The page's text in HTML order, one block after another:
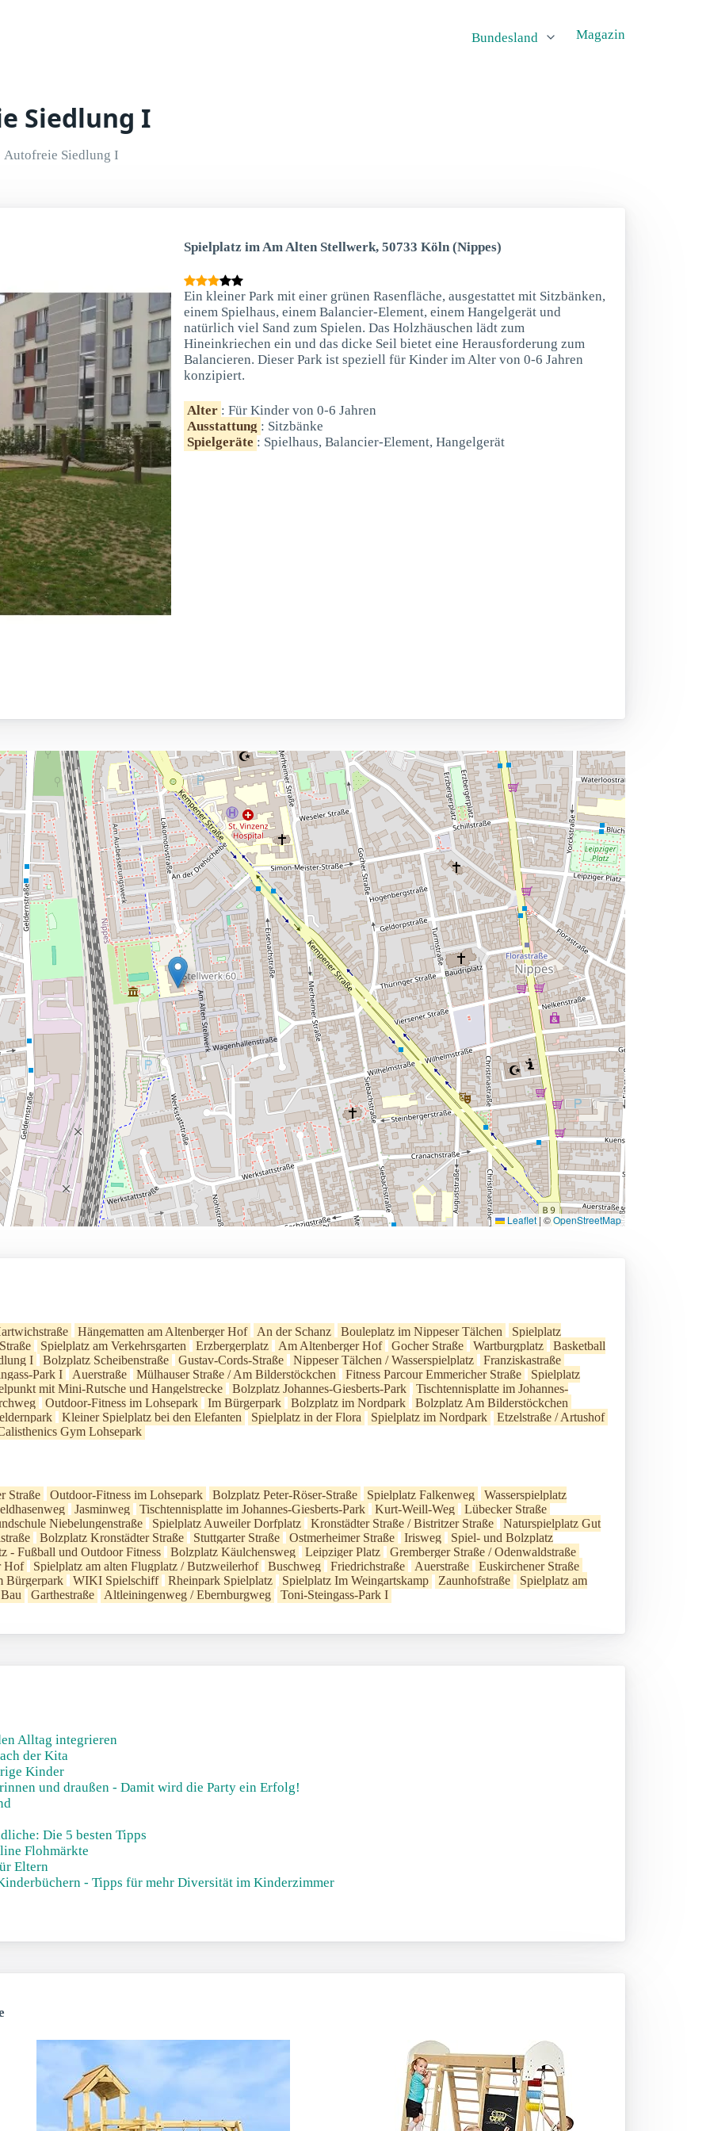
Bundesland Magazin
Siedlung I
Autofreie Siedlung I
Spielplatz im Am Alten Stellwerk, 50733 Köln (Nippes)
Ein kleiner Park mit einer grünen Rasenfläche, ausgestattet mit Sitzbänken,
einem Spielhaus, einem Balancier-Element, einem Hangelgerät und
natürlich viel Sand zum Spielen. Das Holzhäuschen lädt zum
Hineinkriechen ein und das dicke Seil bietet eine Herausforderung zum
Balancieren. Dieser Park ist speziell für Kinder im Alter von 0-6 Jahren
konzipiert.
Alter : Für Kinder von 0-6 Jahren
Ausstattung : Sitzbänke
Spielgeräte : Spielhaus, Balancier-Element, Hangelgerät
Leaflet | ©OpenStreetMap
Hängematten am Altenberger Hof An der Schanz Bouleplatz im Nippeser Tälchen
Spielplatz
Spielplatz am Verkehrsgarten Erzbergerplatz Am Altenberger Hof Gocher Straße Wartburgplatz
Basketball
I
Bolzplatz Scheibenstraße Gustav-Cords-Straße Nippeser Tälchen / Wasserspielplatz
Franziskastraße
Park I
Auerstraße Mülhauser Straße / Am Bilderstöckchen Fitness Parcour Emmericher Straße
Spielplatz
mit Mini-Rutsche und Hangelstrecke
Bolzplatz Johannes-Giesberts-Park
Tischtennisplatte im Johannes-
Outdoor-Fitness im Lohsepark Im Bürgerpark Bolzplatz im Nordpark
Bolzplatz Am Bilderstöckchen
Kleiner Spielplatz bei den Elefanten Spielplatz in der Flora Spielplatz im Nordpark
Etzelstraße / Artushof
Gym Lohsepark
Straße Outdoor-Fitness im Lohsepark Bolzplatz Peter-Röser-Straße Spielplatz Falkenweg
Wasserspielplatz
Jasminweg Tischtennisplatte im Johannes-Giesberts-Park Kurt-Weill-Weg
Lübecker Straße
Niebelungenstraße
Spielplatz Auweiler Dorfplatz Kronstädter Straße / Bistritzer Straße
Naturspielplatz Gut
Bolzplatz Kronstädter Straße Stuttgarter Straße Ostmerheimer Straße Irisweg
Spiel- und Bolzplatz
- Fußball und Outdoor Fitness
Bolzplatz Käulchensweg Leipziger Platz
Gremberger Straße / Odenwaldstraße
Hof
Spielplatz am alten Flugplatz / Butzweilerhof Buschweg Friedrichstraße Auerstraße
Euskirchener Straße
Bürgerpark
WIKI Spielschiff Rheinpark Spielplatz Spielplatz Im Weingartskamp Zaunhofstraße
Spielplatz am
Garthestraße Altleiningenweg / Ebernburgweg Toni-Steingass-Park I
Alltag integrieren
der Kita
Kinder
und draußen - Damit wird die Party ein Erfolg!
Die 5 besten Tipps
Flohmärkte
Eltern
- Tipps für mehr Diversität im Kinderzimmer